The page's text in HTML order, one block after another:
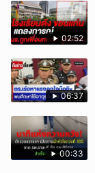
02:52
06:37
00:33